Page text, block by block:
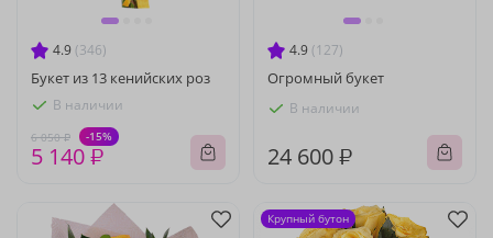
4.9 (346)
Букет из 13 кенийских роз
В наличии
6 050 ₽ -15%
5 140 ₽
4.9 (127)
Огромный букет
В наличии
24 600 ₽
Крупный бутон